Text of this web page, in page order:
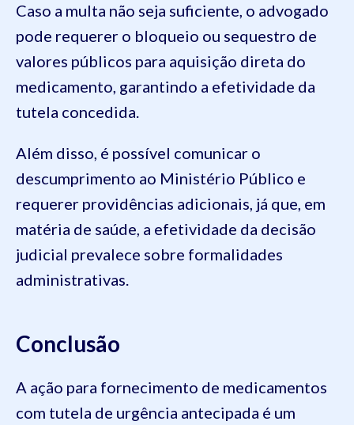
Caso a multa não seja suficiente, o advogado
pode requerer o bloqueio ou sequestro de
valores públicos para aquisição direta do
medicamento, garantindo a efetividade da
tutela concedida.
Além disso, é possível comunicar o
descumprimento ao Ministério Público e
requerer providências adicionais, já que, em
matéria de saúde, a efetividade da decisão
judicial prevalece sobre formalidades
administrativas.
Conclusão
A ação para fornecimento de medicamentos
com tutela de urgência antecipada é um